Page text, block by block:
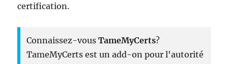
certification.
Connaissez-vousTameMyCerts?
TameMyCerts est un add-on pour l'autorité